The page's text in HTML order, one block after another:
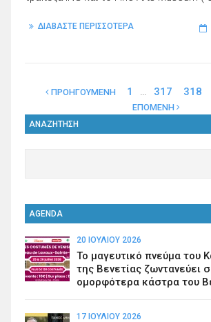
ΔΙΑΒΑΣΤΕ ΠΕΡΙΣΣΟΤΕΡΑ
ΠΡΟΗΓΟΥΜΕΝΗ 1 … 317 318
ΕΠΟΜΕΝΗ
ΑΝΑΖΗΤΗΣΗ
AGENDA
20 ΙΟΥΛΊΟΥ 2026
Το μαγευτικό πνεύμα του
της Βενετίας ζωντανεύει
ομορφότερα κάστρα του
17 ΙΟΥΛΊΟΥ 2026